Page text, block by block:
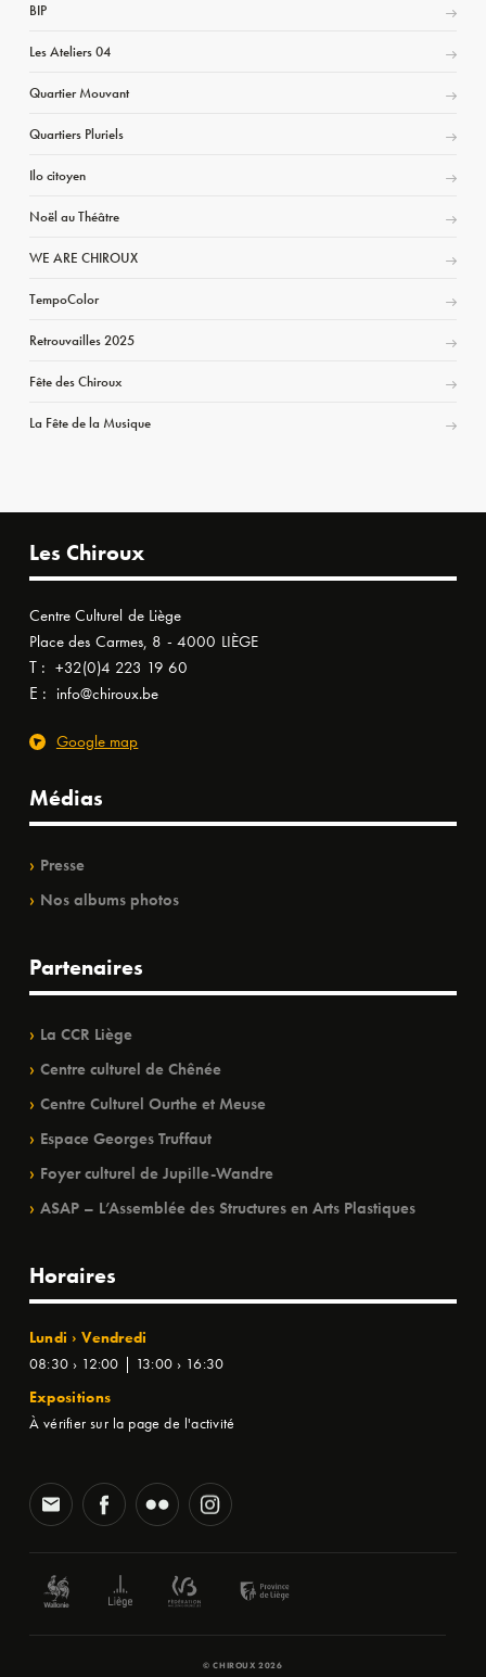
BIP
Les Ateliers 04
Quartier Mouvant
Quartiers Pluriels
Ilo citoyen
Noël au Théâtre
WE ARE CHIROUX
TempoColor
Retrouvailles 2025
Fête des Chiroux
La Fête de la Musique
Les Chiroux
Centre Culturel de Liège
Place des Carmes, 8 - 4000 LIÈGE
T : +32(0)4 223 19 60
E : info@chiroux.be
Google map
Médias
Presse
Nos albums photos
Partenaires
La CCR Liège
Centre culturel de Chênée
Centre Culturel Ourthe et Meuse
Espace Georges Truffaut
Foyer culturel de Jupille-Wandre
ASAP – L’Assemblée des Structures en Arts Plastiques
Horaires
Lundi › Vendredi
08:30 › 12:00 | 13:00 › 16:30
Expositions
À vérifier sur la page de l'activité
© CHIROUX 2026